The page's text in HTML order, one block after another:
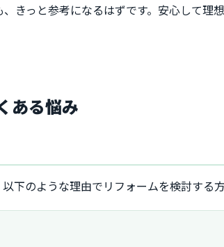
きっと参考になるはずです。安心して理
ある悩み
のような理由でリフォームを検討する方